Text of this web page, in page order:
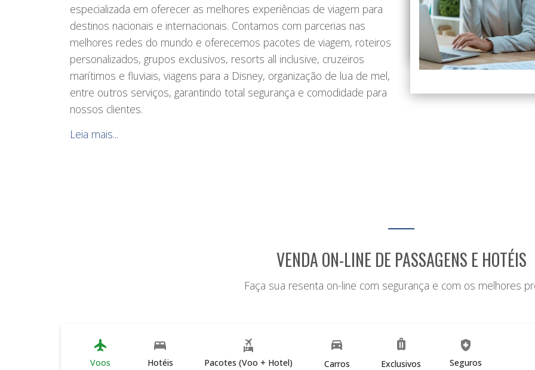
especializada em oferecer as melhores experiências de viagem para
destinos nacionais e internacionais. Contamos com parcerias nas
melhores redes do mundo e oferecemos pacotes de viagem, roteiros
personalizados, grupos exclusivos, resorts all inclusive, cruzeiros
marítimos e fluviais, viagens para a Disney, organização de lua de mel,
entre outros serviços, garantindo total segurança e comodidade para
nossos clientes.
Leia mais...
VENDA ON-LINE DE PASSAGENS E HOTÉIS
Faça sua resenta on-line com segurança e com os melhores
flight
Voos
bed
Hotéis
flights_and_hotels
Pacotes (Voo + Hotel)
directions_car
Carros
luggage
Exclusivos
health_and_safety
Seguros